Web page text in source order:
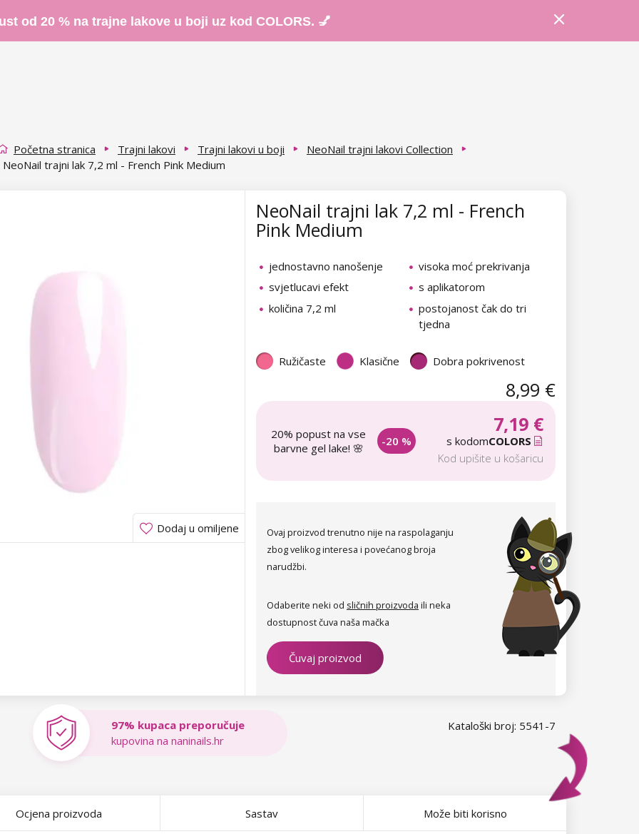
od 20 % na trajne lakove u boji uz kod COLORS. 💅
Početna stranica Trajni lakovi Trajni lakovi u boji
NeoNail trajni lakovi Collection
NeoNail trajni lak 7,2 ml - French Pink Medium
Dodaj u omiljene
NeoNail trajni lak 7,2 ml - French
Pink Medium
jednostavno nanošenje
visoka moć prekrivanja
svjetlucavi efekt
s aplikatorom
količina 7,2 ml
postojanost čak do tri
tjedna
Ružičaste Klasične Dobra pokrivenost
8,99 €
20% popust na vse
barvne gel lake! 🌸
-20 %
7,19 €
s kodomCOLORS
Kod upišite u košaricu
Ovaj proizvod trenutno nije na raspolaganju
zbog velikog interesa i povećanog broja
narudžbi.
Odaberite neki od sličnih proizvoda ili neka
dostupnost čuva naša mačka
Čuvaj proizvod
Kataloški broj: 5541-7
97% kupaca preporučuje
kupovina na naninails.hr
Ocjena proizvoda Sastav Može biti korisno